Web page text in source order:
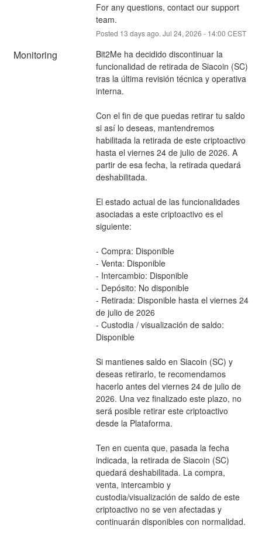
For any questions, contact our support
team.
Posted 13 days ago. Jul 24, 2026 - 14:00 CEST
Monitoring
Bit2Me ha decidido discontinuar la
funcionalidad de retirada de Siacoin (SC)
tras la última revisión técnica y operativa
interna.
Con el fin de que puedas retirar tu saldo
si así lo deseas, mantendremos
habilitada la retirada de este criptoactivo
hasta el viernes 24 de julio de 2026. A
partir de esa fecha, la retirada quedará
deshabilitada.
El estado actual de las funcionalidades
asociadas a este criptoactivo es el
siguiente:
- Compra: Disponible
- Venta: Disponible
- Intercambio: Disponible
- Depósito: No disponible
- Retirada: Disponible hasta el viernes 24
de julio de 2026
- Custodia / visualización de saldo:
Disponible
Si mantienes saldo en Siacoin (SC) y
deseas retirarlo, te recomendamos
hacerlo antes del viernes 24 de julio de
2026. Una vez finalizado este plazo, no
será posible retirar este criptoactivo
desde la Plataforma.
Ten en cuenta que, pasada la fecha
indicada, la retirada de Siacoin (SC)
quedará deshabilitada. La compra,
venta, intercambio y
custodia/visualización de saldo de este
criptoactivo no se ven afectadas y
continuarán disponibles con normalidad.